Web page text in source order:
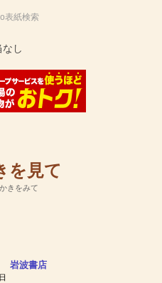
表紙検索
を見て
きをみて
岩波書店